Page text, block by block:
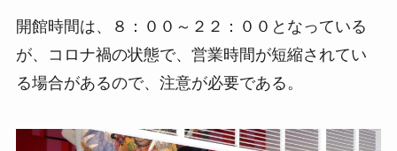
開館時間は、８：００～２２：００となっている
が、コロナ禍の状態で、営業時間が短縮されてい
る場合があるので、注意が必要である。